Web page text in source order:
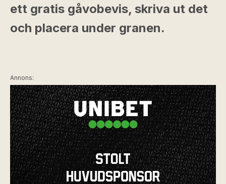
ett gratis gåvobevis, skriva ut det
och placera under granen.
Annons: